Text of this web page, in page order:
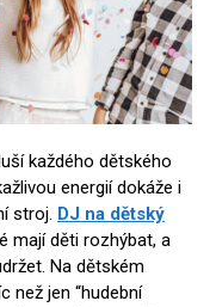
každého dětského
energií dokáže i
stroj. DJ na dětský
mají děti rozhýbat, a
Na dětském
než jen “hudební